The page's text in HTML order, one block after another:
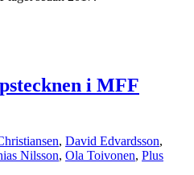
i MFF
, David Edvardsson,
Nilsson, Ola Toivonen, Plus